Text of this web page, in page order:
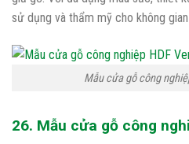
sử dụng và thẩm mỹ cho không
Mẫu cửa gỗ công
26. Mẫu cửa gỗ công